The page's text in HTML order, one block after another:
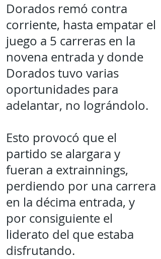
Dorados remó contra
corriente, hasta empatar el
juego a 5 carreras en la
novena entrada y donde
Dorados tuvo varias
oportunidades para
adelantar, no lográndolo.
Esto provocó que el
partido se alargara y
fueran a extrainnings,
perdiendo por una carrera
en la décima entrada, y
por consiguiente el
liderato del que estaba
disfrutando.